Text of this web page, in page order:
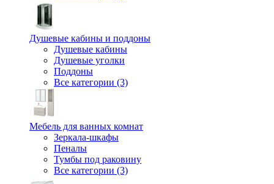
Душевые кабины и поддоны
Душевые кабины
Душевые уголки
Поддоны
Все категории (3)
Мебель для ванных комнат
Зеркала-шкафы
Пеналы
Тумбы под раковину
Все категории (3)